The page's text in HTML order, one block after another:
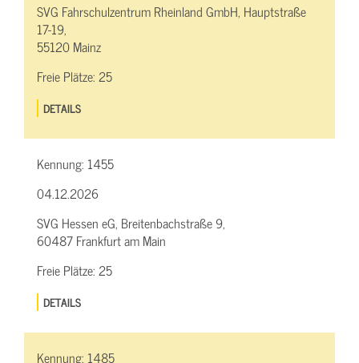
SVG Fahrschulzentrum Rheinland GmbH, Hauptstraße
17-19,
55120 Mainz
Freie Plätze:25
DETAILS
Kennung: 1455
04.12.2026
SVG Hessen eG, Breitenbachstraße 9,
60487 Frankfurt am Main
Freie Plätze:25
DETAILS
Kennung: 1485